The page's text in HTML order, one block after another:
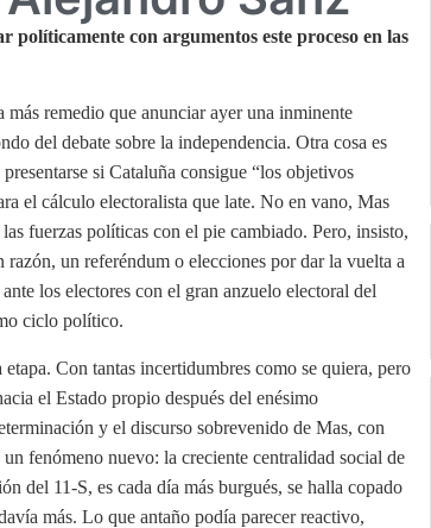
con argumentos este proceso en las
remedio que anunciar ayer una inminente
del debate sobre la independencia. Otra cosa es
si Cataluña consigue “los objetivos
el cálculo electoralista que late. No en vano, Mas
fuerzas políticas con el pie cambiado. Pero, insisto,
un referéndum o elecciones por dar la vuelta a
los electores con el gran anzuelo electoral del
ciclo político.
Con tantas incertidumbres como se quiera, pero
el Estado propio después del enésimo
y el discurso sobrevenido de Mas, con
fenómeno nuevo: la creciente centralidad social de
del 11-S, es cada día más burgués, se halla copado
más. Lo que antaño podía parecer reactivo,